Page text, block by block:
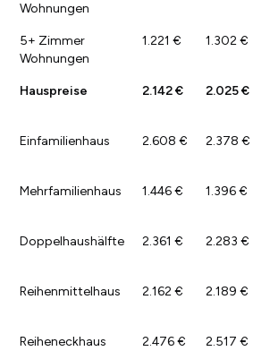
Wohnungen
5+ Zimmer
Wohnungen
1.221 € 1.302 €
Hauspreise 2.142 € 2.025 €
Einfamilienhaus 2.608 € 2.378 €
Mehrfamilienhaus 1.446 € 1.396 €
Doppelhaushälfte 2.361 € 2.283 €
Reihenmittelhaus 2.162 € 2.189 €
Reiheneckhaus 2.476 € 2.517 €